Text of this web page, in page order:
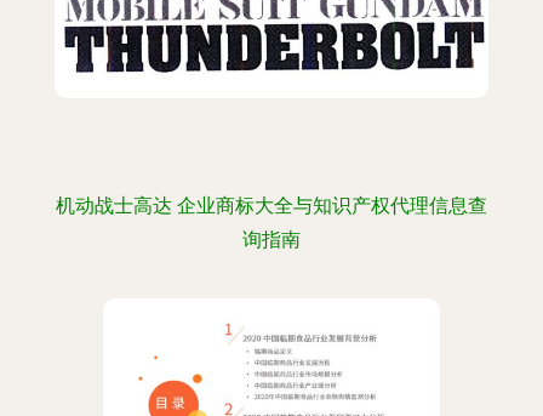
机动战士高达 企业商标大全与知识产权代理信息查
询指南